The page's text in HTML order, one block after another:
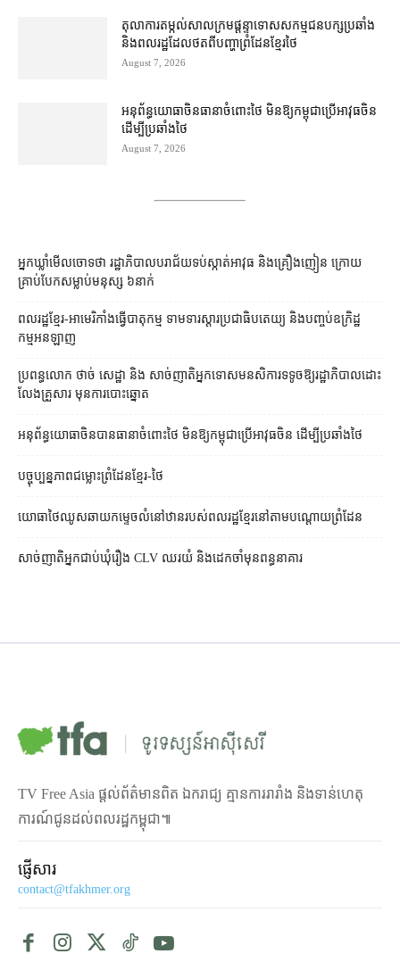
តុលាការ​តម្កល់​សាលក្រម​ផ្ដន្ទាទោស​សកម្មជន​បក្ស​ប្រឆាំង​
និង​ពលរដ្ឋ​ដែល​ថត​ពី​បញ្ហា​ព្រំដែន​ខ្មែរ​ថៃ
August 7, 2026
អនុព័ន្ធយោធា​ចិន​ធានា​ចំពោះ​ថៃ មិន​ឱ្យ​កម្ពុជា​ប្រើ​អាវុធ​ចិន​
ដើម្បី​ប្រឆាំង​ថៃ ​
August 7, 2026
អ្នកឃ្លាំមើលចោទថា រដ្ឋាភិបាលបរាជ័យទប់ស្កាត់អាវុធ និងគ្រឿងញៀន ក្រោយ
គ្រាប់បែកសម្លាប់មនុស្ស ៦នាក់
ពលរដ្ឋខ្មែរ-អាមេរិកាំងធ្វើបាតុកម្ម ទាមទារស្ដារប្រជាធិបតេយ្យ និងបញ្ចប់ឧក្រិដ្ឋ
កម្មអនឡាញ
ប្រពន្ធ​លោក ថាច់ សេដ្ឋា និង សាច់ញាតិ​អ្នកទោស​មនសិការ​ទទូច​ឱ្យ​រដ្ឋាភិបាល​ដោះ
លែង​គ្រួសារ មុន​ការបោះឆ្នោត
អនុព័ន្ធយោធាចិនបានធានាចំពោះថៃ មិនឱ្យកម្ពុជាប្រើអាវុធចិន ដើម្បីប្រឆាំងថៃ
បច្ចុប្បន្នភាពជម្លោះព្រំដែនខ្មែរ-ថៃ
យោធាថៃឈូសឆាយកម្ទេចលំនៅឋានរបស់ពលរដ្ឋខ្មែរនៅតាមបណ្ដោយព្រំដែន
សាច់ញាតិអ្នកជាប់ឃុំរឿង CLV ឈរយំ និងដេកចាំមុនពន្ធនាគារ
TV Free Asia ផ្ដល់ព័ត៌មានពិត ឯករាជ្យ គ្មានការរារាំង និងទាន់ហេតុ
ការណ៍ជូនដល់ពលរដ្ឋកម្ពុជា៕
ផ្ញើសារ
contact@tfakhmer.org